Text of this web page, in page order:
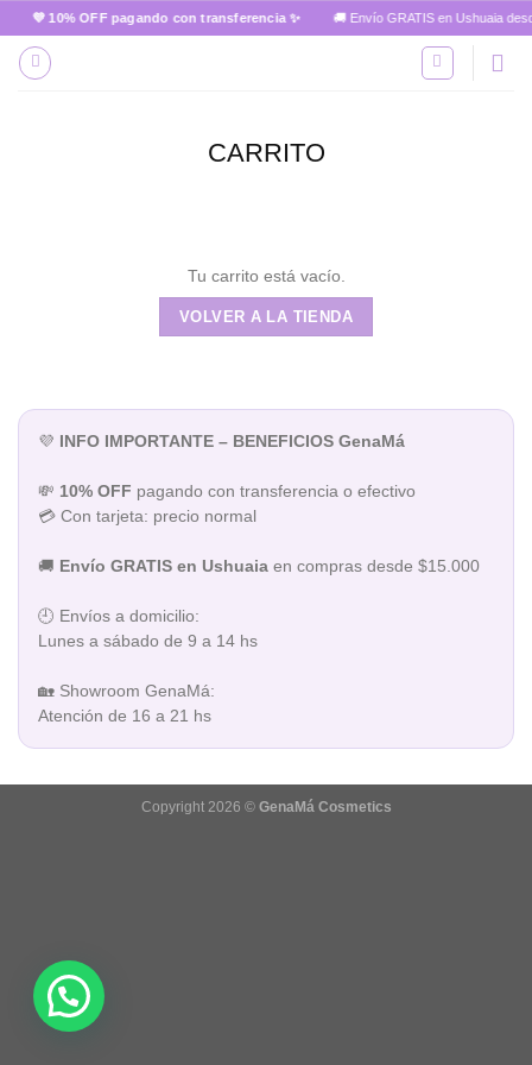
to
content
💜 10% OFF pagando con transferencia ✨ 🚚 Envío GRATIS en Ushuaia
CARRITO
Tu carrito está vacío.
VOLVER A LA TIENDA
💜 INFO IMPORTANTE – BENEFICIOS GenaMá
💸 10% OFF pagando con transferencia o efectivo
💳 Con tarjeta: precio normal
🚚 Envío GRATIS en Ushuaia en compras desde $15.000
🕘 Envíos a domicilio:
Lunes a sábado de 9 a 14 hs
🏡 Showroom GenaMá:
Atención de 16 a 21 hs
Copyright 2026 © GenaMá Cosmetics